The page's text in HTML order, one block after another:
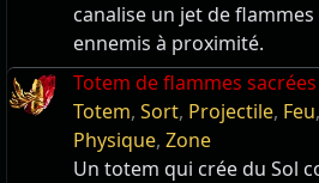
canalise un jet de
ennemis à proximité.
Totem de flammes
Totem, Sort, Projectile, Feu,
Physique, Zone
Un totem qui crée du Sol